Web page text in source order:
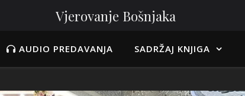
Vjerovanje Bošnjaka
AUDIO PREDAVANJA SADRŽAJ KNJIGA